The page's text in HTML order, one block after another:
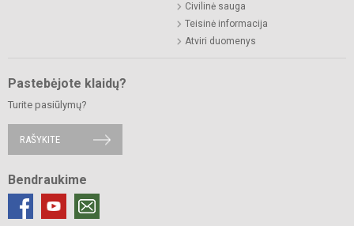
Civilinė sauga
Teisinė informacija
Atviri duomenys
Pastebėjote klaidų?
Turite pasiūlymų?
RAŠYKITE
Bendraukime